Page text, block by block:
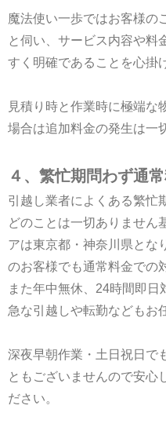
魔法使い一歩ではお客様の
と伺い、サービス内容や料
すく明確であることを心掛
見積り時と作業時に極端な
場合は追加料金の発生は一
４、繁忙期問わず通
引越し業者によくある繁忙
どのことは一切ありません
アは東京都・神奈川県とな
のお客様でも通常料金での
また年中無休、24時間即日
急な引越しや転勤などもお
深夜早朝作業・土日祝日で
ともございませんので安心
ださい。